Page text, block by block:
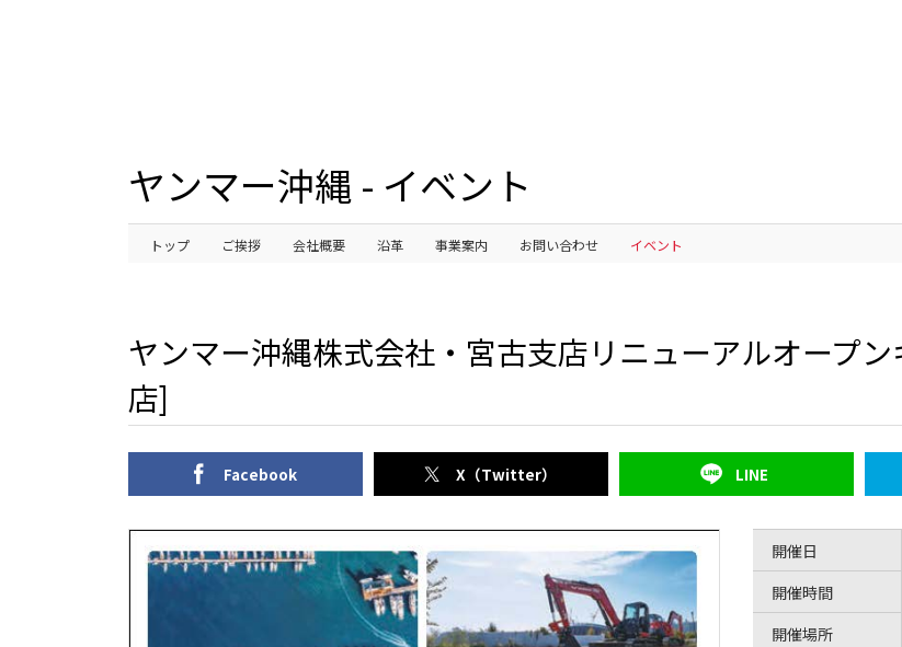
ヤンマー沖縄 - イベント
トップ ご挨拶 会社概要 沿革 事業案内 お問い合わせ イベント
ヤンマー沖縄株式会社・宮古支店リニューアルオープ
店]
Facebook X（Twitter） LINE
開催日
開催時間
開催場所